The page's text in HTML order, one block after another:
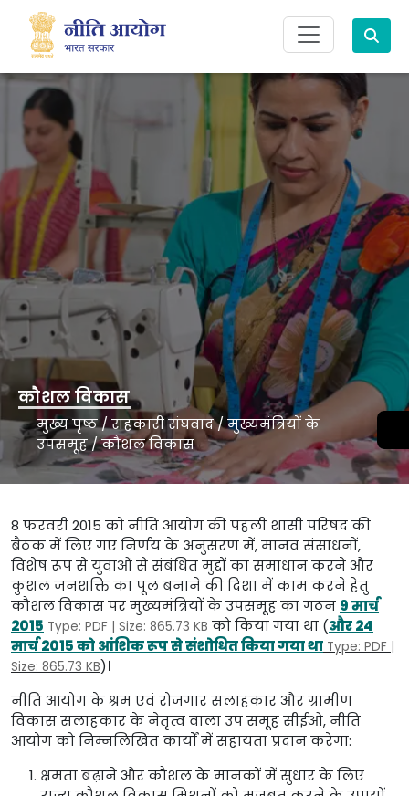
Search
मुख्य पृष्ठ/सहकारी संघवाद/मुख्यमंत्रियों के
उपसमूह/कौशल विकास
कौशल विकास
8 फरवरी 2015 को नीति आयोग की पहली शासी परिषद की
बैठक में लिए गए निर्णय के अनुसरण में, मानव संसाधनों,
विशेष रूप से युवाओं से संबंधित मुद्दों का समाधान करने और
कुशल जनशक्ति का पूल बनाने की दिशा में काम करने हेतु
कौशल विकास पर मुख्यमंत्रियों के उपसमूह का गठन 9 मार्च
2015 Type: PDF | Size: 865.73 KB को किया गया था (और 24
मार्च 2015 को आंशिक रूप से संशोधित किया गया था Type: PDF |
Size: 865.73 KB)।
नीति आयोग के श्रम एवं रोजगार सलाहकार और ग्रामीण
विकास सलाहकार के नेतृत्व वाला उप समूह सीईओ, नीति
आयोग को निम्नलिखित कार्यों में सहायता प्रदान करेगा:
क्षमता बढ़ाने और कौशल के मानकों में सुधार के लिए